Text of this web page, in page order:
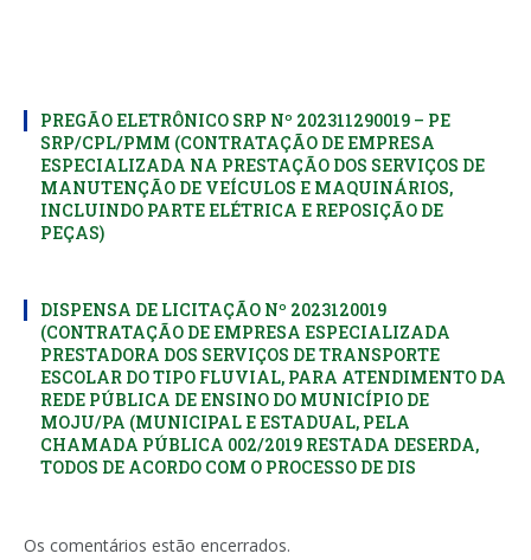
PREGÃO ELETRÔNICO SRP Nº 202311290019 – PE
SRP/CPL/PMM (CONTRATAÇÃO DE EMPRESA
ESPECIALIZADA NA PRESTAÇÃO DOS SERVIÇOS DE
MANUTENÇÃO DE VEÍCULOS E MAQUINÁRIOS,
INCLUINDO PARTE ELÉTRICA E REPOSIÇÃO DE
PEÇAS)
DISPENSA DE LICITAÇÃO Nº 2023120019
(CONTRATAÇÃO DE EMPRESA ESPECIALIZADA
PRESTADORA DOS SERVIÇOS DE TRANSPORTE
ESCOLAR DO TIPO FLUVIAL, PARA ATENDIMENTO DA
REDE PÚBLICA DE ENSINO DO MUNICÍPIO DE
MOJU/PA (MUNICIPAL E ESTADUAL, PELA
CHAMADA PÚBLICA 002/2019 RESTADA DESERDA,
TODOS DE ACORDO COM O PROCESSO DE DIS
Os comentários estão encerrados.